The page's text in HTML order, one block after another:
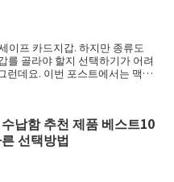
이프 카드지갑. 하지만 종류도
를 골라야 할지 선택하기가 어려
런데요. 이번 포스트에서는 맥세
납함 추천 제품 베스트10
선택방법